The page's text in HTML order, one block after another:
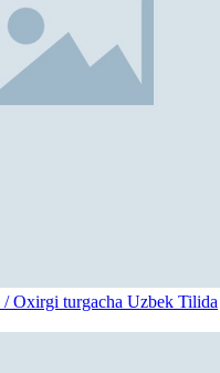
/ Oxirgi turgacha Uzbek Tilida